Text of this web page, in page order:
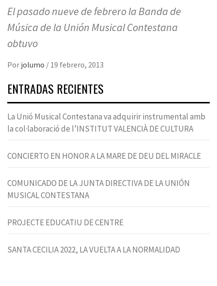
El pasado nueve de febrero la Banda de
Música de la Unión Musical Contestana
obtuvo
Por jolumo / 19 febrero, 2013
ENTRADAS RECIENTES
La Unió Musical Contestana va adquirir instrumental amb
la col·laboració de l’INSTITUT VALENCIÀ DE CULTURA
CONCIERTO EN HONOR A LA MARE DE DEU DEL MIRACLE
COMUNICADO DE LA JUNTA DIRECTIVA DE LA UNIÓN
MUSICAL CONTESTANA
PROJECTE EDUCATIU DE CENTRE
SANTA CECILIA 2022, LA VUELTA A LA NORMALIDAD